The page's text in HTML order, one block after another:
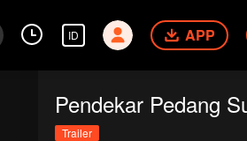
ID APP
Pendekar Pedang
Trailer